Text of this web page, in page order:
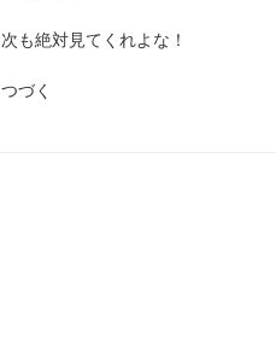
次も絶対見てくれよな！
つづく